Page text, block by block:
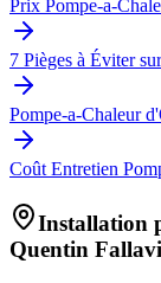
Prix Pompe-a-
7 Pièges à Éviter
Pompe-a-Chaleur
Coût Entretien
Installation
Quentin